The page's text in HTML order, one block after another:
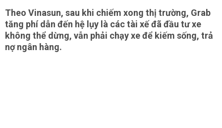
Theo Vinasun, sau khi chiếm xong thị trường, Grab
tăng phí dẫn đến hệ lụy là các tài xế đã đầu tư xe
không thể dừng, vẫn phải chạy xe để kiếm sống, trả
nợ ngân hàng.